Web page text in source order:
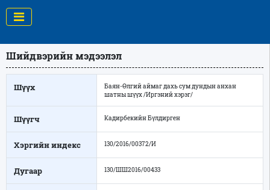
Шийдвэрийн мэдээлэл
Шүүх
Баян-Өлгий аймаг дахь сум дундын анхан
шатны шүүх /Иргэний хэрэг/
Шүүгч Кадирбекийн Бүлдирген
Хэргийн индекс 130/2016/00372/И
Дугаар 130/ШШ2016/00433